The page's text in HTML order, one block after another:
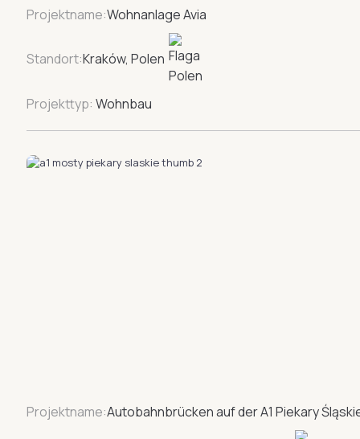
Projektname:Wohnanlage Avia
Standort:Kraków, Polen
Projekttyp: Wohnbau
Projektname:Autobahnbrücken auf der A1 Piekary